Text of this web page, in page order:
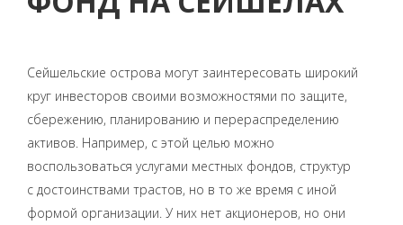
Сейшельские острова могут заинтересовать широкий
круг инвесторов своими возможностями по защите,
сбережению, планированию и перераспределению
активов. Например, с этой целью можно
воспользоваться услугами местных фондов, структур
с достоинствами трастов, но в то же время с иной
формой организации. У них нет акционеров, но они